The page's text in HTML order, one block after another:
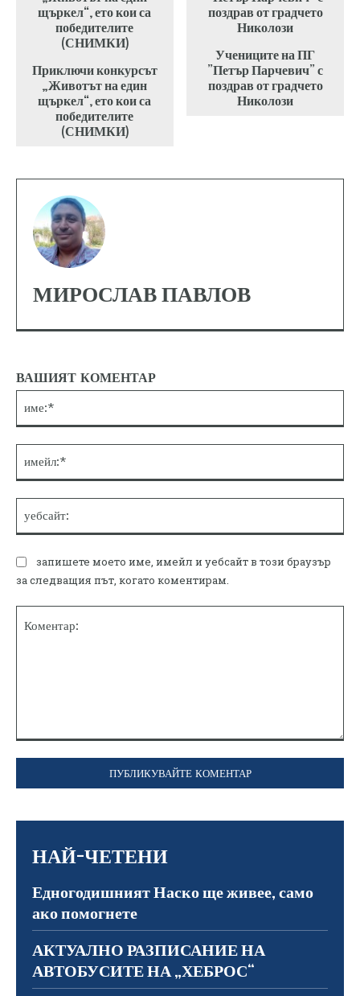
Приключи конкурсът
„Животът на един
щъркел“, ето кои са
победителите
(СНИМКИ)
Учениците на ПГ
”Петър Парчевич” с
поздрав от градчето
Николози
МИРОСЛАВ ПАВЛОВ
ВАШИЯТ КОМЕНТАР
запишете моето име, имейл и уебсайт в този браузър
за следващия път, когато коментирам.
НАЙ-ЧЕТЕНИ
Едногодишният Наско ще живее, само
ако помогнете
АКТУАЛНО РАЗПИСАНИЕ НА
АВТОБУСИТЕ НА „ХЕБРОС“